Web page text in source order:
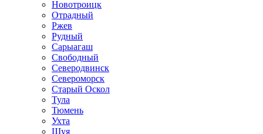
Новотроицк
Отрадный
Ржев
Рудный
Сарыагаш
Свободный
Северодвинск
Североморск
Старый Оскол
Тула
Тюмень
Ухта
Шуя